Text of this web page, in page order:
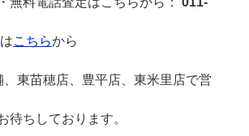
こちらから
東苗穂店、豊平店、東米里店で営
待ちしております。